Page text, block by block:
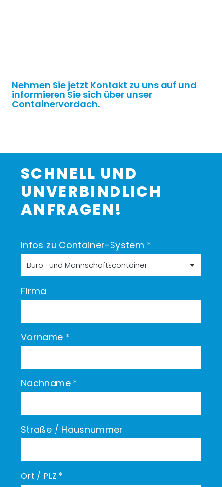
Nehmen Sie jetzt Kontakt zu uns auf und
informieren Sie sich über unser
Containervordach.
SCHNELL UND
UNVERBINDLICH
ANFRAGEN!
Infos zu Container-System *
Firma
Vorname *
Nachname *
Straße / Hausnummer
Ort / PLZ *